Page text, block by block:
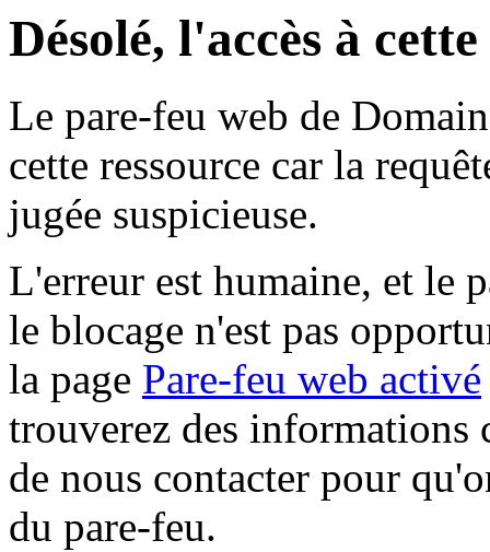
Désolé, l'accès à
Le pare-feu web de
cette ressource car la
jugée suspicieuse.
L'erreur est humaine, et le
le blocage n'est pas
la page Pare-feu web activé
trouverez des informations
de nous contacter pour
du pare-feu.